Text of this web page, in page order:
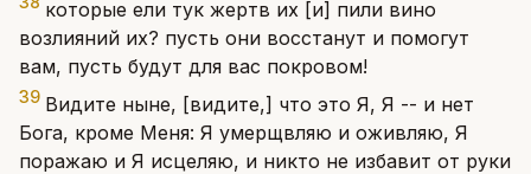
которые ели тук жертв их [и] пили вино
возлияний их? пусть они восстанут и помогут
вам, пусть будут для вас покровом!
39 Видите ныне, [видите,] что это Я, Я -- и нет
Бога, кроме Меня: Я умерщвляю и оживляю, Я
поражаю и Я исцеляю, и никто не избавит от руки